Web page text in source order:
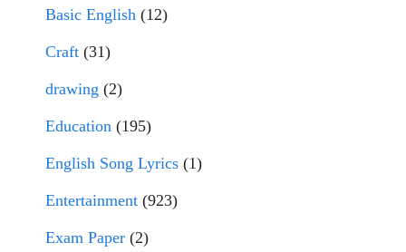
Basic English (12)
Craft (31)
drawing (2)
Education (195)
English Song Lyrics (1)
Entertainment (923)
Exam Paper (2)